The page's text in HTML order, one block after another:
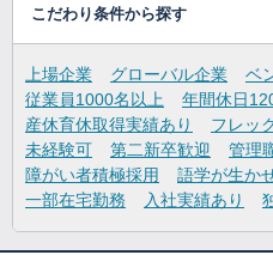
こだわり条件から探す
上場企業 グローバル企業 ベ
従業員1000名以上
年間休日
産休育休取得実績あり
フレッ
未経験可
第二新卒歓迎 管理
障がい者積極採用
語学が生か
一部在宅勤務
入社実績あり